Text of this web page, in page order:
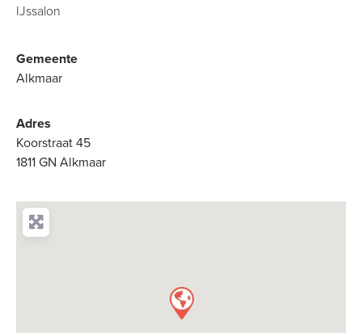
IJssalon
Gemeente
Alkmaar
Adres
Koorstraat 45
1811 GN Alkmaar